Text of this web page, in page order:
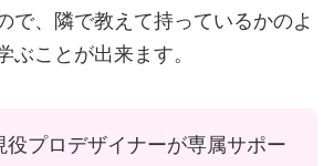
で、隣で教えて持っているかのよ
ぶことが出来ます。
役プロデザイナーが専属サポー